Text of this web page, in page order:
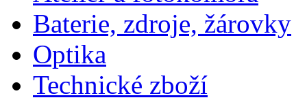
Baterie, zdroje, žárovky
Optika
Technické zboží